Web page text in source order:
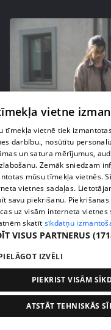
pirms 3 mēnešiem
Grila sezonā
uztura principus
13. epizode
vietne
tīmekļa vietnē tiek
darbību., nosūtītu
un satura mērījumus,
Zemāk sniedzam
mūsu tīmekļa vietnēs.
vietnes sadaļas.
savu piekrišanu.
uz visām interneta
skatīt sīkdatņu
VISUS PARTNERUS
IZVĒLI
PIEKRIST VISĀM
ATSTĀT TEHNISKĀS